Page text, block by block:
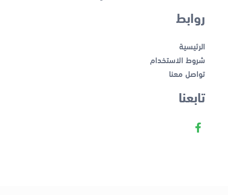
روابط
الرئيسية
شروط الاستخدام
تواصل معنا
تابعنا